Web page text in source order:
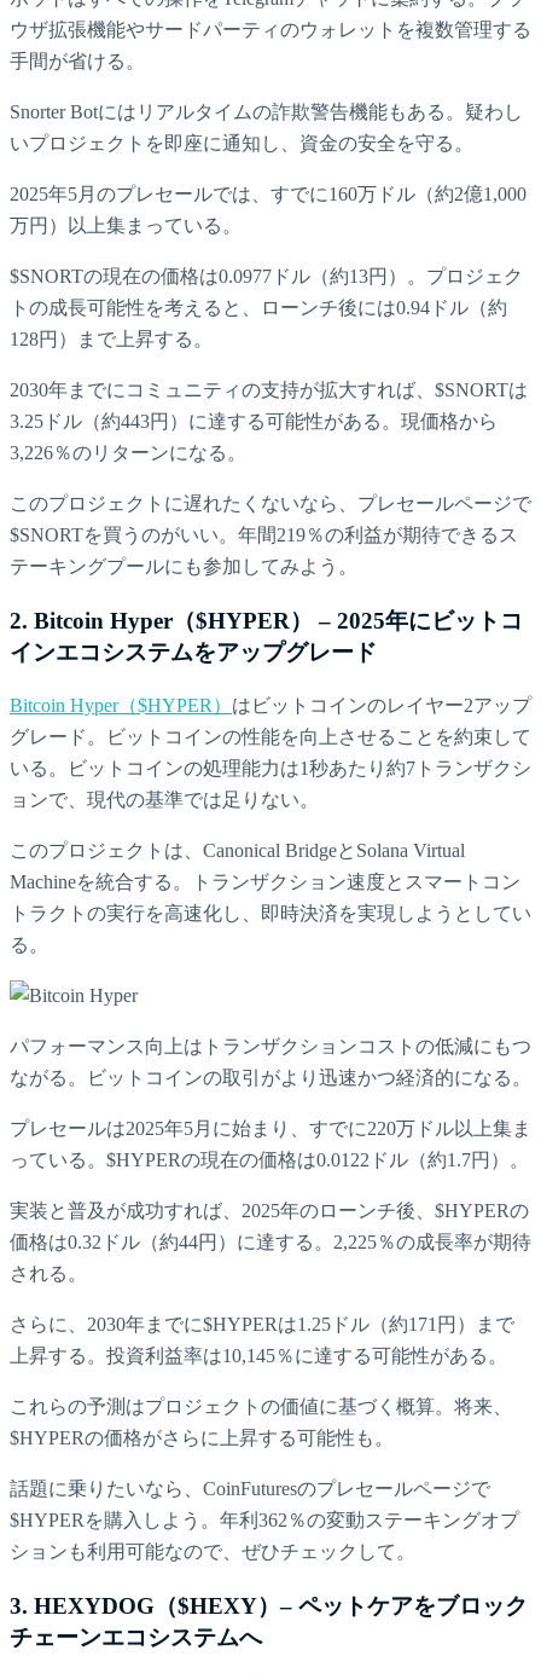
ウザ拡張機能やサードパーティのウォレットを複数管理する
手間が省ける。
Snorter Botにはリアルタイムの詐欺警告機能もある。疑わし
いプロジェクトを即座に通知し、資金の安全を守る。
2025年5月のプレセールでは、すでに160万ドル（約2億1,000
万円）以上集まっている。
$SNORTの現在の価格は0.0977ドル（約13円）。プロジェク
トの成長可能性を考えると、ローンチ後には0.94ドル（約
128円）まで上昇する。
2030年までにコミュニティの支持が拡大すれば、$SNORTは
3.25ドル（約443円）に達する可能性がある。現価格から
3,226％のリターンになる。
このプロジェクトに遅れたくないなら、プレセールページで
$SNORTを買うのがいい。年間219％の利益が期待できるス
テーキングプールにも参加してみよう。
2. Bitcoin Hyper（$HYPER） – 2025年にビットコ
インエコシステムをアップグレード
Bitcoin Hyper（$HYPER） はビットコインのレイヤー2アップ
グレード。ビットコインの性能を向上させることを約束して
いる。ビットコインの処理能力は1秒あたり約7トランザクシ
ョンで、現代の基準では足りない。
このプロジェクトは、Canonical BridgeとSolana Virtual
Machineを統合する。トランザクション速度とスマートコン
トラクトの実行を高速化し、即時決済を実現しようとしてい
る。
パフォーマンス向上はトランザクションコストの低減にもつ
ながる。ビットコインの取引がより迅速かつ経済的になる。
プレセールは2025年5月に始まり、すでに220万ドル以上集ま
っている。$HYPERの現在の価格は0.0122ドル（約1.7円）。
実装と普及が成功すれば、2025年のローンチ後、$HYPERの
価格は0.32ドル（約44円）に達する。2,225％の成長率が期待
される。
さらに、2030年までに$HYPERは1.25ドル（約171円）まで
上昇する。投資利益率は10,145％に達する可能性がある。
これらの予測はプロジェクトの価値に基づく概算。将来、
$HYPERの価格がさらに上昇する可能性も。
話題に乗りたいなら、CoinFuturesのプレセールページで
$HYPERを購入しよう。年利362％の変動ステーキングオプ
ションも利用可能なので、ぜひチェックして。
3. HEXYDOG（$HEXY）– ペットケアをブロック
チェーンエコシステムへ